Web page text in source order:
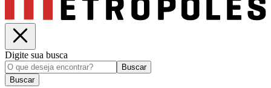
Digite sua busca
Buscar
Buscar